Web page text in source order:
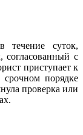
течение суток,
согласованный с
приступает к
порядке
проверка или